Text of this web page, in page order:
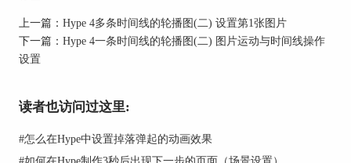
图2：轮播图片排列
假设每张图片的宽度为200px，移入显示窗口为
1s，停留时间为2s，那么这一串图片每次都在1s内
时，马上把这串图片拉回到起始状态，也就是第1
张图片重新出现在显示窗口。在暂停2s后，这串图
片继续移动，进行下一次轮播。
上一篇： Hype 4多条时间线的轮播图(二) 设置第1张图片
下一篇： Hype 4一条时间线的轮播图(二) 图片运动与时间线操作
设置
读者也访问过这里:
#怎么在Hype中设置掉落弹起的动画效果
#如何在Hype制作3秒后出现下一步的页面（场景设置）